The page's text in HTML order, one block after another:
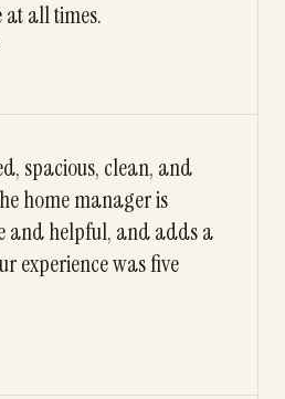
all times.
spacious, clean, and
home manager is
and helpful, and adds a
experience was five